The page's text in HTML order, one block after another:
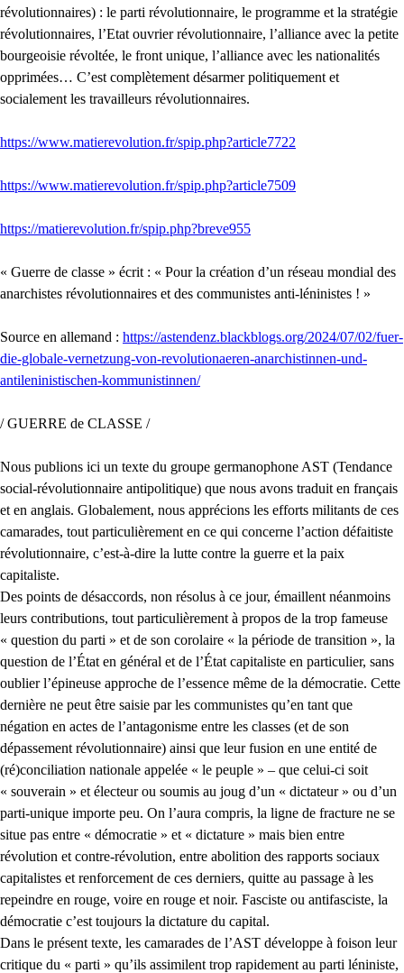
révolutionnaires) : le parti révolutionnaire, le programme et la stratégie
révolutionnaires, l’Etat ouvrier révolutionnaire, l’alliance avec la petite
bourgeoisie révoltée, le front unique, l’alliance avec les nationalités
opprimées… C’est complètement désarmer politiquement et
socialement les travailleurs révolutionnaires.
https://www.matierevolution.fr/spip.php?article7722
https://www.matierevolution.fr/spip.php?article7509
https://matierevolution.fr/spip.php?breve955
« Guerre de classe » écrit : « Pour la création d’un réseau mondial des
anarchistes révolutionnaires et des communistes anti-léninistes ! »
Source en allemand : https://astendenz.blackblogs.org/2024/07/02/fuer-
die-globale-vernetzung-von-revolutionaeren-anarchistinnen-und-
antileninistischen-kommunistinnen/
/ GUERRE de CLASSE /
Nous publions ici un texte du groupe germanophone AST (Tendance
social-révolutionnaire antipolitique) que nous avons traduit en français
et en anglais. Globalement, nous apprécions les efforts militants de ces
camarades, tout particulièrement en ce qui concerne l’action défaitiste
révolutionnaire, c’est-à-dire la lutte contre la guerre et la paix
capitaliste.
Des points de désaccords, non résolus à ce jour, émaillent néanmoins
leurs contributions, tout particulièrement à propos de la trop fameuse
« question du parti » et de son corolaire « la période de transition », la
question de l’État en général et de l’État capitaliste en particulier, sans
oublier l’épineuse approche de l’essence même de la démocratie. Cette
dernière ne peut être saisie par les communistes qu’en tant que
négation en actes de l’antagonisme entre les classes (et de son
dépassement révolutionnaire) ainsi que leur fusion en une entité de
(ré)conciliation nationale appelée « le peuple » – que celui-ci soit
« souverain » et électeur ou soumis au joug d’un « dictateur » ou d’un
parti-unique importe peu. On l’aura compris, la ligne de fracture ne se
situe pas entre « démocratie » et « dictature » mais bien entre
révolution et contre-révolution, entre abolition des rapports sociaux
capitalistes et renforcement de ces derniers, quitte au passage à les
repeindre en rouge, voire en rouge et noir. Fasciste ou antifasciste, la
démocratie c’est toujours la dictature du capital.
Dans le présent texte, les camarades de l’AST développe à foison leur
critique du « parti » qu’ils assimilent trop rapidement au parti léniniste,